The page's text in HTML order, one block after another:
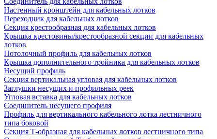
Настенный кронштейн для кабельных лотков
Переходник для кабельных лотков
Секция крестообразная для кабельных лотков
Крышка крестовины/крестообразной секции для кабельных
лотков
Потолочный профиль для кабельных лотков
Крышка дополнительного тройника для кабельных лотков
Несущий профиль
Секция вертикальная угловая для кабельных лотков
Заглушки несущих и профильных реек
Угловая вставка для кабельных лотков
Соединитель несущего профиля
Профиль для вертикального кабельного лотка лестничного
типа боковой
Секция Т-образная для кабельных лотков лестничного типа